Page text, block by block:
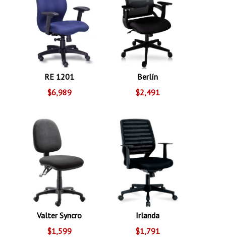
RE 1201
$6,989
Berlín
$2,491
Valter Syncro
$1,599
Irlanda
$1,791